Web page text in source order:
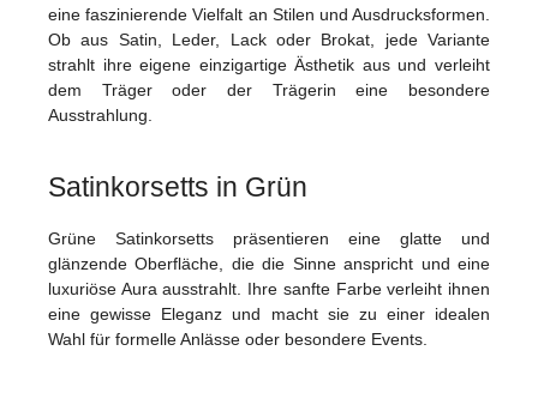
eine faszinierende Vielfalt an Stilen und Ausdrucksformen.
Ob aus Satin, Leder, Lack oder Brokat, jede Variante
strahlt ihre eigene einzigartige Ästhetik aus und verleiht
dem Träger oder der Trägerin eine besondere
Ausstrahlung.
Satinkorsetts in Grün
Grüne Satinkorsetts präsentieren eine glatte und
glänzende Oberfläche, die die Sinne anspricht und eine
luxuriöse Aura ausstrahlt. Ihre sanfte Farbe verleiht ihnen
eine gewisse Eleganz und macht sie zu einer idealen
Wahl für formelle Anlässe oder besondere Events.